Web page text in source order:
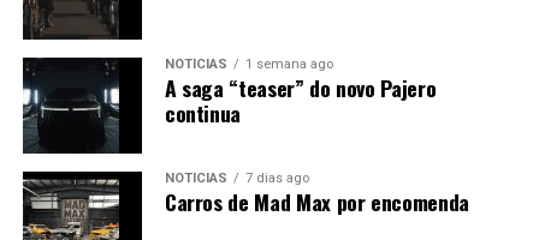
NOTÍCIAS 1 semana ago
A saga “teaser” do novo Pajero
continua
NOTÍCIAS 7 dias ago
Carros de Mad Max por encomenda